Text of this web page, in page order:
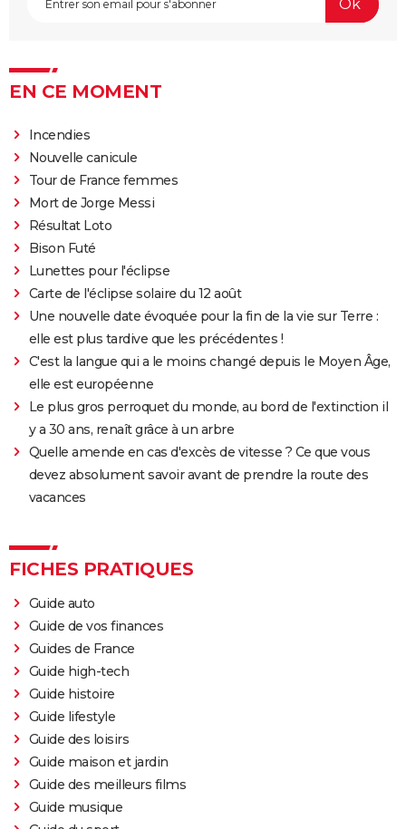
EN CE MOMENT
Incendies
Nouvelle canicule
Tour de France femmes
Mort de Jorge Messi
Résultat Loto
Bison Futé
Lunettes pour l'éclipse
Carte de l'éclipse solaire du 12 août
Une nouvelle date évoquée pour la fin de la vie sur Terre :
elle est plus tardive que les précédentes !
C'est la langue qui a le moins changé depuis le Moyen Âge,
elle est européenne
Le plus gros perroquet du monde, au bord de l'extinction il
y a 30 ans, renaît grâce à un arbre
Quelle amende en cas d'excès de vitesse ? Ce que vous
devez absolument savoir avant de prendre la route des
vacances
FICHES PRATIQUES
Guide auto
Guide de vos finances
Guides de France
Guide high-tech
Guide histoire
Guide lifestyle
Guide des loisirs
Guide maison et jardin
Guide des meilleurs films
Guide musique